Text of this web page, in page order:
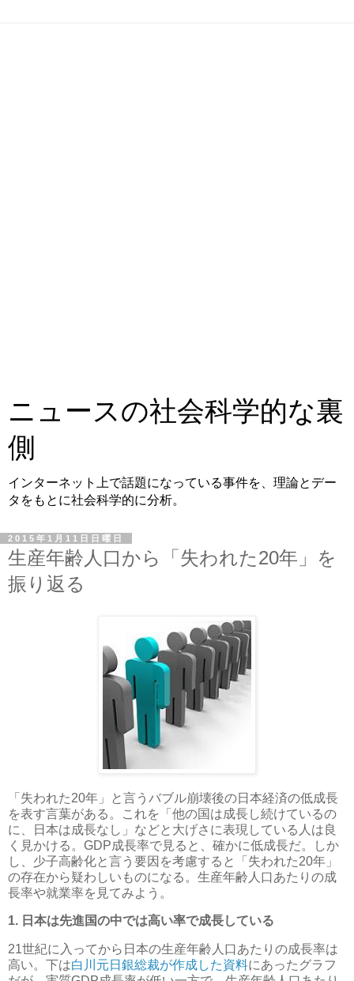
ニュースの社会科学的な裏
側
インターネット上で話題になっている事件を、理論とデー
タをもとに社会科学的に分析。
2015年1月11日日曜日
生産年齢人口から「失われた20年」を
振り返る
「失われた20年」と言うバブル崩壊後の日本経済の低成長
を表す言葉がある。これを「他の国は成長し続けているの
に、日本は成長なし」などと大げさに表現している人は良
く見かける。GDP成長率で見ると、確かに低成長だ。しか
し、少子高齢化と言う要因を考慮すると「失われた20年」
の存在から疑わしいものになる。生産年齢人口あたりの成
長率や就業率を見てみよう。
1. 日本は先進国の中では高い率で成長している
21世紀に入ってから日本の生産年齢人口あたりの成長率は
高い。下は白川元日銀総裁が作成した資料にあったグラフ